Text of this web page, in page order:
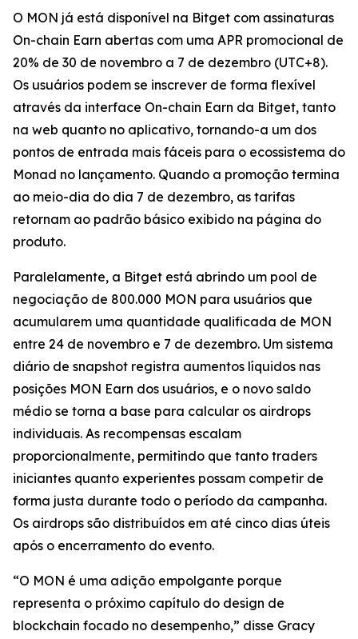
O MON já está disponível na Bitget com assinaturas
On-chain Earn abertas com uma APR promocional de
20% de 30 de novembro a 7 de dezembro (UTC+8).
Os usuários podem se inscrever de forma flexível
através da interface On-chain Earn da Bitget, tanto
na web quanto no aplicativo, tornando-a um dos
pontos de entrada mais fáceis para o ecossistema do
Monad no lançamento. Quando a promoção termina
ao meio-dia do dia 7 de dezembro, as tarifas
retornam ao padrão básico exibido na página do
produto.
Paralelamente, a Bitget está abrindo um pool de
negociação de 800.000 MON para usuários que
acumularem uma quantidade qualificada de MON
entre 24 de novembro e 7 de dezembro. Um sistema
diário de snapshot registra aumentos líquidos nas
posições MON Earn dos usuários, e o novo saldo
médio se torna a base para calcular os airdrops
individuais. As recompensas escalam
proporcionalmente, permitindo que tanto traders
iniciantes quanto experientes possam competir de
forma justa durante todo o período da campanha.
Os airdrops são distribuídos em até cinco dias úteis
após o encerramento do evento.
“O MON é uma adição empolgante porque
representa o próximo capítulo do design de
blockchain focado no desempenho,” disse Gracy